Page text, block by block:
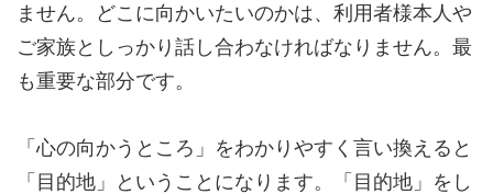
ません。どこに向かいたいのかは、利用者様本人や
ご家族としっかり話し合わなければなりません。最
も重要な部分です。
「心の向かうところ」をわかりやすく言い換えると
「目的地」ということになります。「目的地」をし